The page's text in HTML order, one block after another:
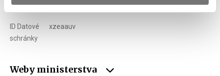
DIČ CZ00006947
ID Datové
schránky
xzeaauv
Weby ministerstva